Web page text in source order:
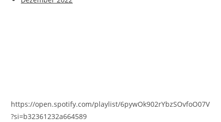
https://open.spotify.com/playlist/6pywOk902rYbzSOvfoO07V
?si=b32361232a664589